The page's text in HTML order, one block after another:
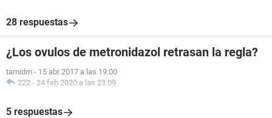
28 respuestas
¿Los ovulos de metronidazol retrasan la regla?
tamidm - 15 abr 2017 a las 19:00
222 - 24 feb 2020 a las 23:09
5 respuestas